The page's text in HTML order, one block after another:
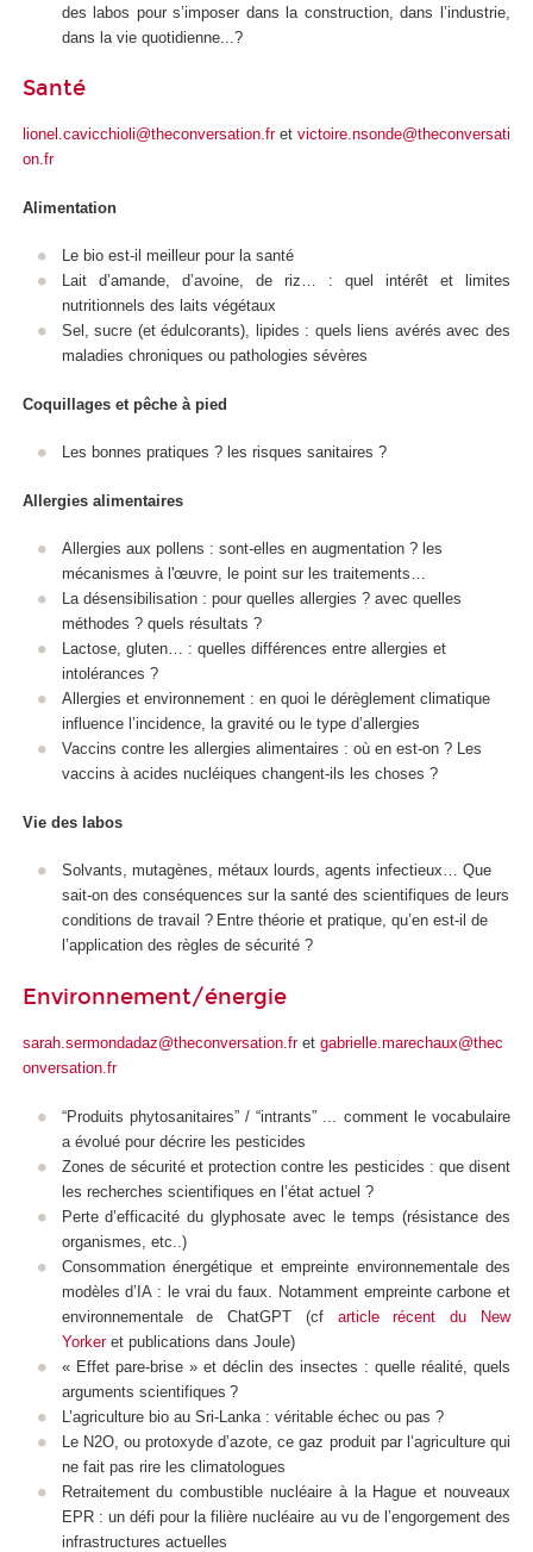
des labos pour s’imposer dans la construction, dans l’industrie,
dans la vie quotidienne...?
Santé
lionel.cavicchioli@theconversation.fret victoire.nsonde@theconversati
on.fr
Alimentation
Le bio est-il meilleur pour la santé
Lait d’amande, d’avoine, de riz… : quel intérêt et limites
nutritionnels des laits végétaux
Sel, sucre (et édulcorants), lipides : quels liens avérés avec des
maladies chroniques ou pathologies sévères
Coquillages et pêche à pied
Les bonnes pratiques ? les risques sanitaires ?
Allergies alimentaires
Allergies aux pollens : sont-elles en augmentation ? les
mécanismes à l'œuvre, le point sur les traitements…
La désensibilisation : pour quelles allergies ? avec quelles
méthodes ? quels résultats ?
Lactose, gluten… : quelles différences entre allergies et
intolérances ?
Allergies et environnement : en quoi le dérèglement climatique
influence l’incidence, la gravité ou le type d’allergies
Vaccins contre les allergies alimentaires : où en est-on ? Les
vaccins à acides nucléiques changent-ils les choses ?
Vie des labos
Solvants, mutagènes, métaux lourds, agents infectieux… Que
sait-on des conséquences sur la santé des scientifiques de leurs
conditions de travail ? Entre théorie et pratique, qu’en est-il de
l’application des règles de sécurité ?
Environnement/énergie
sarah.sermondadaz@theconversation.fret gabrielle.marechaux@thec
onversation.fr
“Produits phytosanitaires” / “intrants” ... comment le vocabulaire
a évolué pour décrire les pesticides
Zones de sécurité et protection contre les pesticides : que disent
les recherches scientifiques en l’état actuel ?
Perte d’efficacité du glyphosate avec le temps (résistance des
organismes, etc..)
Consommation énergétique et empreinte environnementale des
modèles d’IA : le vrai du faux. Notamment empreinte carbone et
environnementale de ChatGPT (cf article récent du New
Yorkeret publications dans Joule)
« Effet pare-brise » et déclin des insectes : quelle réalité, quels
arguments scientifiques ?
L’agriculture bio au Sri-Lanka : véritable échec ou pas ?
Le N2O, ou protoxyde d’azote, ce gaz produit par l’agriculture qui
ne fait pas rire les climatologues
Retraitement du combustible nucléaire à la Hague et nouveaux
EPR : un défi pour la filière nucléaire au vu de l’engorgement des
infrastructures actuelles